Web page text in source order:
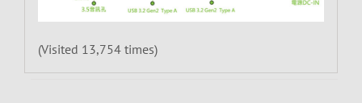
(Visited 13,754 times)